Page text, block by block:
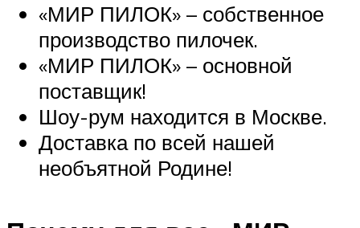
«МИР ПИЛОК» – собственное
производство пилочек.
«МИР ПИЛОК» – основной
поставщик!
Шоу-рум находится в Москве.
Доставка по всей нашей
необъятной Родине!